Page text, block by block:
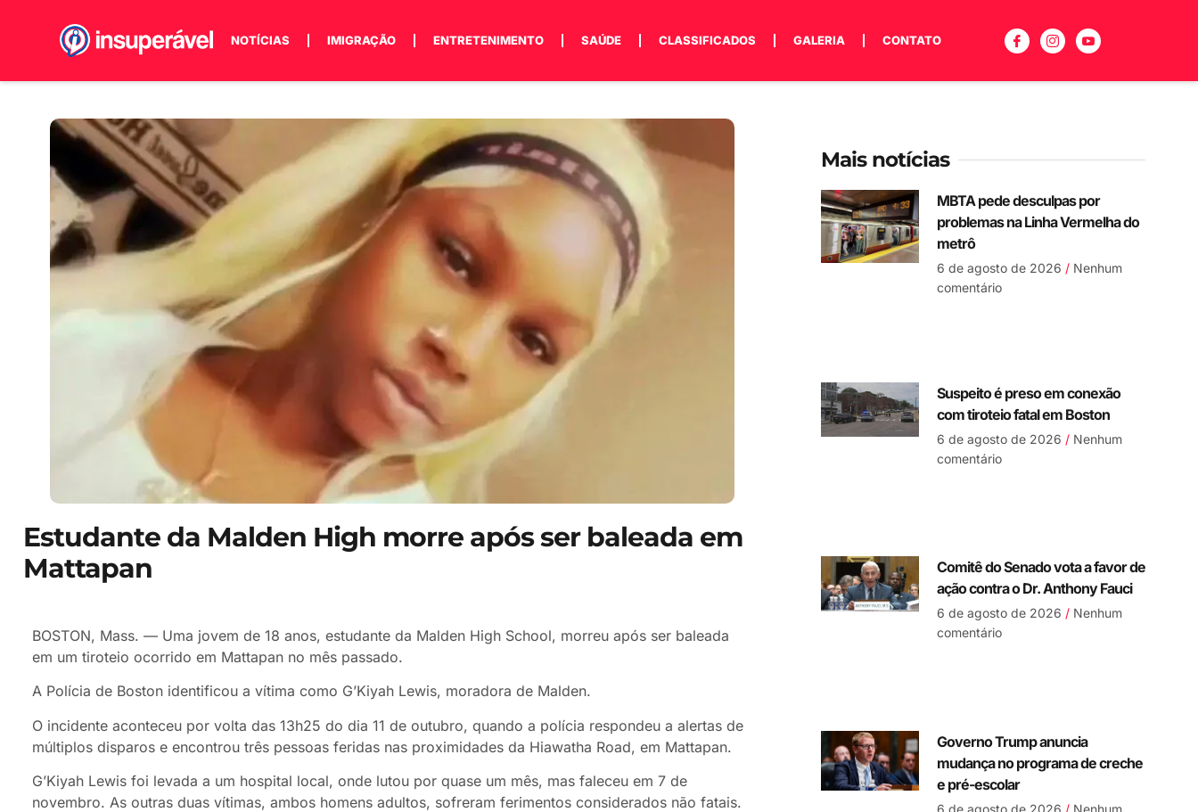
NOTÍCIAS IMIGRAÇÃO ENTRETENIMENTO SAÚDE CLASSIFICADOS GALERIA CONTATO
Estudante da Malden High morre após ser baleada em
Mattapan
BOSTON, Mass. — Uma jovem de 18 anos, estudante da Malden High School, morreu após ser baleada
em um tiroteio ocorrido em Mattapan no mês passado.
A Polícia de Boston identificou a vítima como G’Kiyah Lewis, moradora de Malden.
O incidente aconteceu por volta das 13h25 do dia 11 de outubro, quando a polícia respondeu a alertas de
múltiplos disparos e encontrou três pessoas feridas nas proximidades da Hiawatha Road, em Mattapan.
G’Kiyah Lewis foi levada a um hospital local, onde lutou por quase um mês, mas faleceu em 7 de
novembro. As outras duas vítimas, ambos homens adultos, sofreram ferimentos considerados não fatais.
Mais notícias
MBTA pede desculpas por
problemas na Linha Vermelha do
metrô
6 de agosto de 2026 Nenhum
comentário
Suspeito é preso em conexão
com tiroteio fatal em Boston
6 de agosto de 2026 Nenhum
comentário
Comitê do Senado vota a favor de
ação contra o Dr. Anthony Fauci
6 de agosto de 2026 Nenhum
comentário
Governo Trump anuncia
mudança no programa de creche
e pré-escolar
6 de agosto de 2026 Nenhum